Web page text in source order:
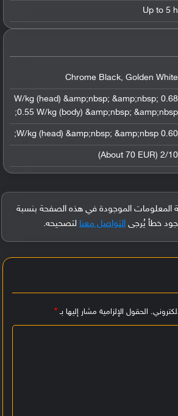
Up to 5 h
Chrome Black, Golden White
0.68 W/kg (head) &amp;nbsp; &amp;nbsp;
0.55 W/kg (body) &amp;nbsp; &amp;nbsp;
0.60 W/kg (head) &amp;nbsp; &amp;nbsp;
2/10 (About 70 EUR)
المعلومات الموجودة في هذه الصفحة بنسبة
التواصل معنا لتصحيحه.
الحقول الإلزامية مشار إليها بـ*